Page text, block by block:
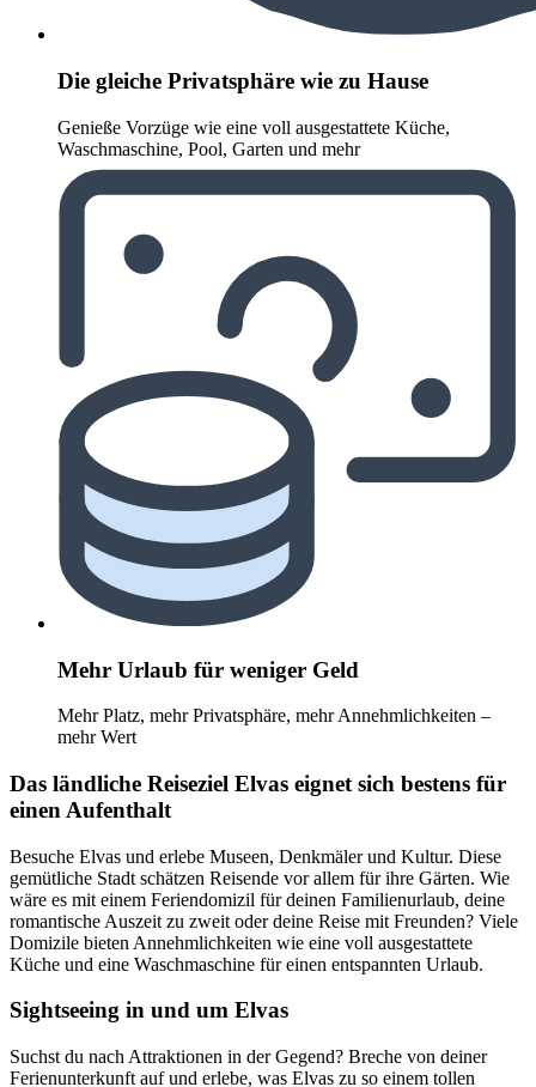
Die gleiche Privatsphäre wie zu Hause
Genieße Vorzüge wie eine voll ausgestattete Küche,
Waschmaschine, Pool, Garten und mehr
Mehr Urlaub für weniger Geld
Mehr Platz, mehr Privatsphäre, mehr Annehmlichkeiten –
mehr Wert
Das ländliche Reiseziel Elvas eignet sich bestens für
einen Aufenthalt
Besuche Elvas und erlebe Museen, Denkmäler und Kultur. Diese
gemütliche Stadt schätzen Reisende vor allem für ihre Gärten. Wie
wäre es mit einem Feriendomizil für deinen Familienurlaub, deine
romantische Auszeit zu zweit oder deine Reise mit Freunden? Viele
Domizile bieten Annehmlichkeiten wie eine voll ausgestattete
Küche und eine Waschmaschine für einen entspannten Urlaub.
Sightseeing in und um Elvas
Suchst du nach Attraktionen in der Gegend? Breche von deiner
Ferienunterkunft auf und erlebe, was Elvas zu so einem tollen